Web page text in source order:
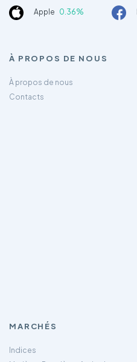
Apple 0.36%
À PROPOS DE NOUS
À propos de nous
Contacts
MARCHÉS
Indices